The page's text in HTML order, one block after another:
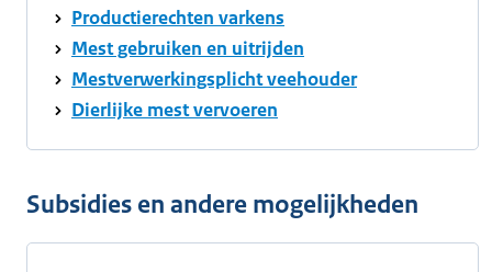
Productierechten varkens
Mest gebruiken en uitrijden
Mestverwerkingsplicht veehouder
Dierlijke mest vervoeren
Subsidies en andere mogelijkheden